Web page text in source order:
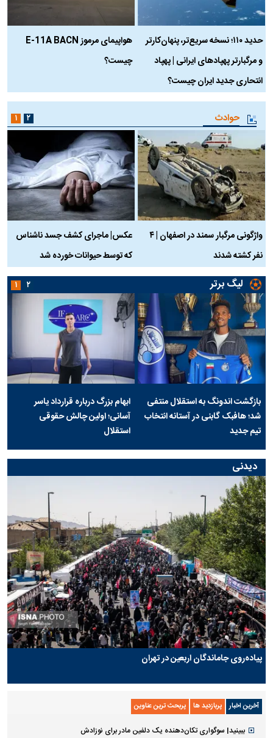
حدید ۱۱۰؛ نسخه سریع‌تر، پنهان‌کارتر
و مرگبارتر پهپادهای ایرانی | پهپاد
انتحاری جدید ایران چیست؟
هواپیمای مرموز E-11A BACN
چیست؟
حوادث
واژگونی مرگبار سمند در اصفهان | ۴
نفر کشته شدند
عکس| ماجرای کشف جسد ناشناس
که توسط حیوانات خورده شد
۱ ۲
لیگ برتر
بازگشت اندونگ به استقلال منتفی
شد؛ هافبک گابنی در آستانه انتخاب
تیم جدید
ابهام بزرگ درباره قرارداد یاسر
آسانی؛ اولین چالش حقوقی
استقلال
۱ ۲
دیدنی
پیاده‌روی جاماندگان اربعین در تهران
آخرین اخبار پربازدید ها پربحث ترین عناوین
ببینید| سوگواری تکان‌دهنده یک دلفین مادر برای نوزادش